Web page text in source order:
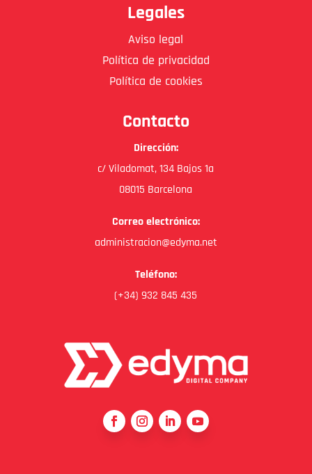
Legales
Aviso legal
Política de privacidad
Política de cookies
Contacto
Dirección:
c/ Viladomat, 134 Bajos 1a
08015 Barcelona
Correo electrónico:
administracion@edyma.net
Teléfono:
(+34) 932 845 435